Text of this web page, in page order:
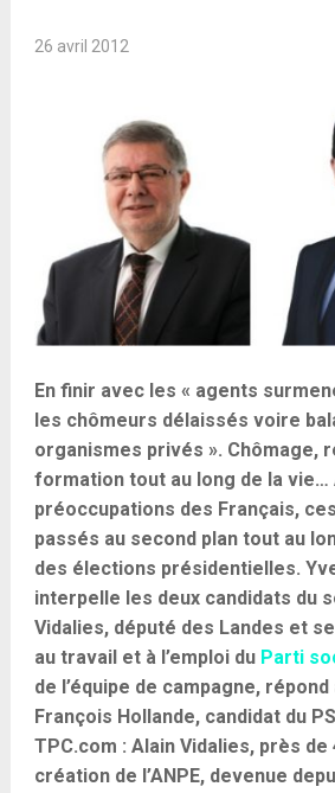
26 avril 2012
En finir avec les « agents
les chômeurs délaissés voire
organismes privés ». Chômage,
formation tout au long de la
préoccupations des Français,
passés au second plan tout au
des élections présidentielles.
interpelle les deux candidats du
Vidalies, député des Landes et
au travail et à l’emploi du Parti
de l’équipe de campagne, répond
François Hollande, candidat du
TPC.com : Alain Vidalies, près de
création de l’ANPE, devenue